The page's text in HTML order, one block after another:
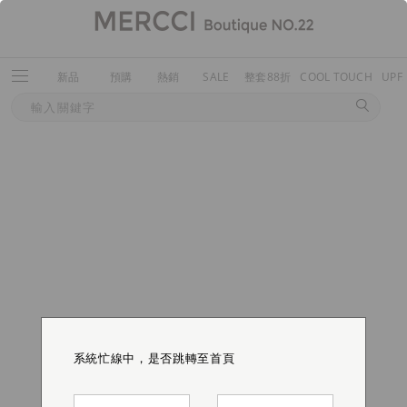
新品 預購 熱銷 SALE 整套88折 COOL TOUCH
系統忙線中，是否跳轉至首頁
系統忙線中，是否跳轉至首頁
系統忙線中，是否跳轉至首頁
系統忙線中，是否跳轉至首頁
系統忙線中，是否跳轉至首頁